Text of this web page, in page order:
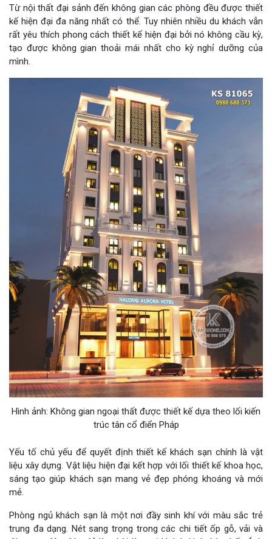
Từ nội thất đại sảnh đến không gian các phòng đều được thiết
kế hiện đại đa năng nhất có thể. Tuy nhiên nhiều du khách vẫn
rất yêu thích phong cách thiết kế hiện đại bởi nó không cầu kỳ,
tạo được không gian thoải mái nhất cho kỳ nghỉ dưỡng của
mình.
Hình ảnh: Không gian ngoại thất được thiết kế dựa theo lối kiến
trúc tân cổ điển Pháp
Yếu tố chủ yếu để quyết định thiết kế khách sạn chính là vật
liệu xây dựng. Vật liệu hiện đại kết hợp với lối thiết kế khoa học,
sáng tạo giúp khách sạn mang vẻ đẹp phóng khoáng và mới
mẻ.
Phòng ngủ khách sạn là một nơi đầy sinh khí với màu sắc trẻ
trung đa dạng. Nét sang trọng trong các chi tiết ốp gỗ, vải và